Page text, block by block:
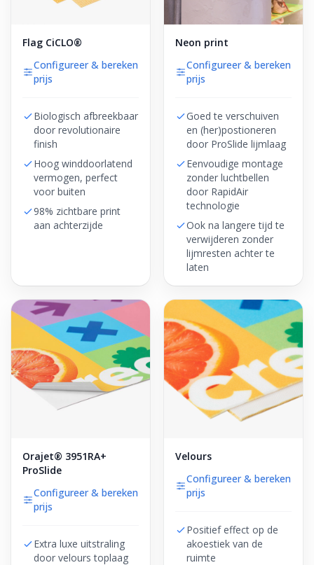
Flag CiCLO®
Configureer & bereken
prijs
Biologisch afbreekbaar
door revolutionaire
finish
Hoog winddoorlatend
vermogen, perfect
voor buiten
98% zichtbare print
aan achterzijde
Neon print
Configureer & bereken
prijs
Goed te verschuiven
en (her)postioneren
door ProSlide lijmlaag
Eenvoudige montage
zonder luchtbellen
door RapidAir
technologie
Ook na langere tijd te
verwijderen zonder
lijmresten achter te
laten
Orajet® 3951RA+
ProSlide
Configureer & bereken
prijs
Extra luxe uitstraling
door velours toplaag
Velours
Configureer & bereken
prijs
Positief effect op de
akoestiek van de
ruimte